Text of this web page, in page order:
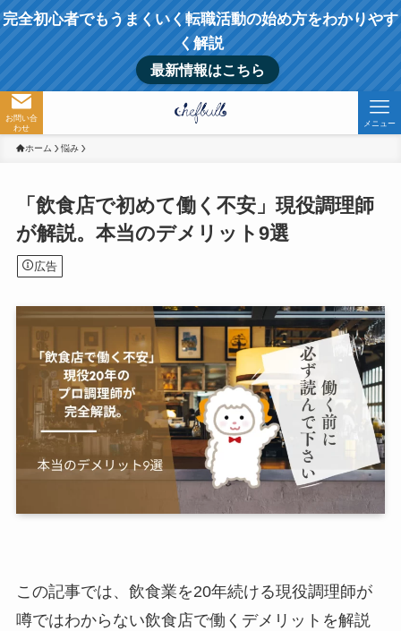
完全初心者でもうまくいく転職活動の始め方をわかりやす
く解説
最新情報はこちら
お問い合
わせ
メニュー
ホーム 悩み
「飲食店で初めて働く不安」現役調理師
が解説。本当のデメリット9選
広告
この記事では、飲食業を20年続ける現役調理師が
噂ではわからない飲食店で働くデメリットを解説